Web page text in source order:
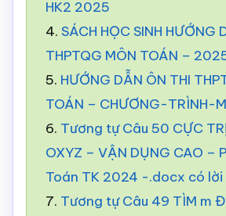
HK2 2025
4. SÁCH HỌC SINH HƯỚNG
THPTQG MÔN TOÁN –
5. HƯỚNG DẪN ÔN THI
TOÁN – CHƯƠNG-TRÌNH-
6. Tương tự Câu 50 CỰC
OXYZ – VẬN DỤNG CAO –
Toán TK 2024 -.docx có lời
7. Tương tự Câu 49 TÌM m